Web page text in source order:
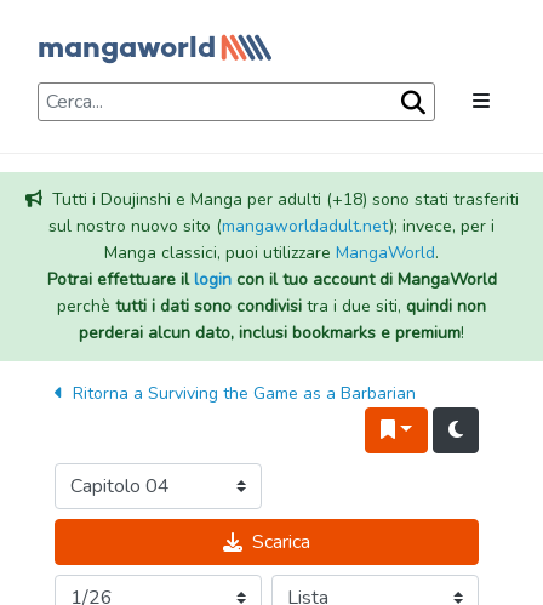
Tutti i Doujinshi e Manga per adulti (+18) sono stati trasferiti
sul nostro nuovo sito (mangaworldadult.net); invece, per i
Manga classici, puoi utilizzare MangaWorld.
Potrai effettuare illogincon il tuo account di MangaWorld
perchè tutti i dati sono condivisi tra i due siti, quindi non
perderai alcun dato, inclusi bookmarks e premium!
Ritorna a Surviving the Game as a Barbarian
Scarica